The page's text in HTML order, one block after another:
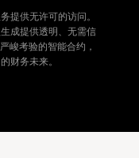
提供无许可的访问。
成提供透明、无需信
峻考验的智能合约，
财务未来。